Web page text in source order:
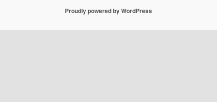
Proudly powered by WordPress